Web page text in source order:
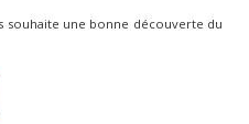
souhaite une bonne découverte du